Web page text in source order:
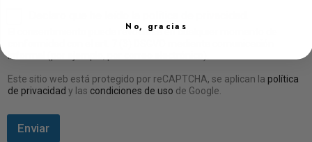
El consentimiento puede revocarse en cualquier momento de
informal (por ejemplo, por correo electrónico).
Este sitio web está protegido por reCAPTCHA, se aplican la política
de privacidad y las condiciones de uso de Google.
Enviar
No, gracias